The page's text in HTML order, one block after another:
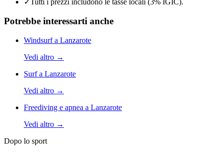
✓Tutti i prezzi includono le tasse locali (3% IGIC).
Potrebbe interessarti anche
Windsurf a Lanzarote
Vedi altro →
Surf a Lanzarote
Vedi altro →
Freediving e apnea a Lanzarote
Vedi altro →
Dopo lo sport